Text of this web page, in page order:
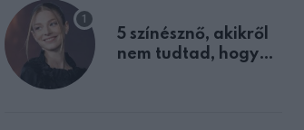
5 színésznő, akikről
nem tudtad, hogy